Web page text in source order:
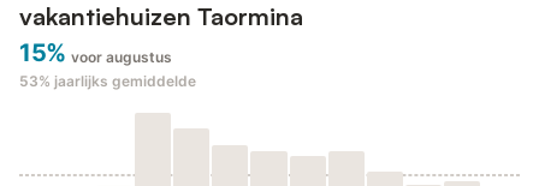
vakantiehuizen Taormina
15% voor augustus
53% jaarlijks gemiddelde